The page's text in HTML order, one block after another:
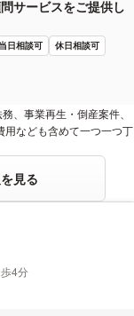
サービスをご提供し
当日相談可
休日相談可
、事業再生・倒産案件、
用なども含めて一つ一つ丁
見る
4分